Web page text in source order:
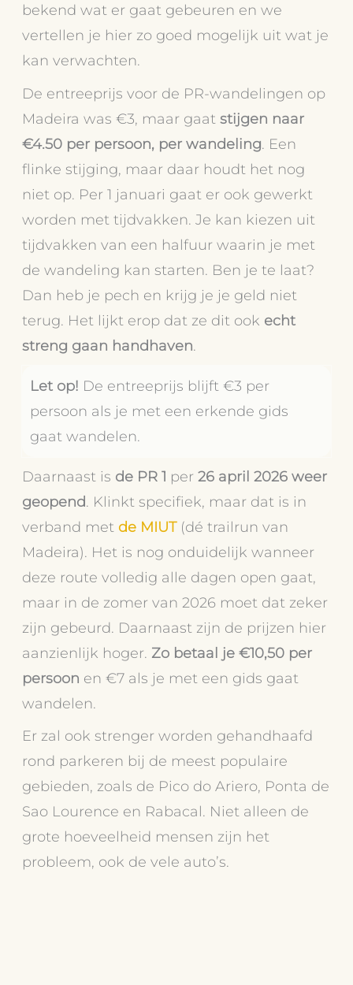
bekend wat er gaat gebeuren en we
vertellen je hier zo goed mogelijk uit wat je
kan verwachten.
De entreeprijs voor de PR-wandelingen op
Madeira was €3, maar gaatstijgen naar
€4.50 per persoon, per wandeling. Een
flinke stijging, maar daar houdt het nog
niet op. Per 1 januari gaat er ook gewerkt
worden met tijdvakken. Je kan kiezen uit
tijdvakken van een halfuur waarin je met
de wandeling kan starten. Ben je te laat?
Dan heb je pech en krijg je je geld niet
terug. Het lijkt erop dat ze dit ook echt
streng gaan handhaven.
Let op! De entreeprijs blijft €3 per
persoon als je met een erkende gids
gaat wandelen.
Daarnaast is de PR 1 per26 april 2026 weer
geopend. Klinkt specifiek, maar dat is in
verband met de MIUT(dé trailrun van
Madeira). Het is nog onduidelijk wanneer
deze route volledig alle dagen open gaat,
maar in de zomer van 2026 moet dat zeker
zijn gebeurd. Daarnaast zijn de prijzen hier
aanzienlijk hoger. Zo betaal je €10,50 per
persoon en €7 als je met een gids gaat
wandelen.
Er zal ook strenger worden gehandhaafd
rond parkeren bij de meest populaire
gebieden, zoals de Pico do Ariero, Ponta de
Sao Lourence en Rabacal. Niet alleen de
grote hoeveelheid mensen zijn het
probleem, ook de vele auto’s.